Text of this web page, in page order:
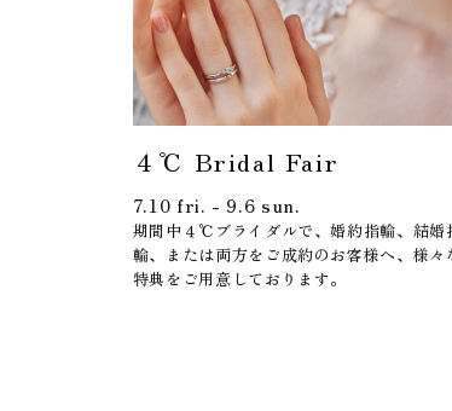
４℃ Bridal Fair
7.10 fri. - 9.6 sun.
期間中４℃ブライダルで、婚約指輪、結婚
輪、または両方をご成約のお客様へ、様々
特典をご用意しております。